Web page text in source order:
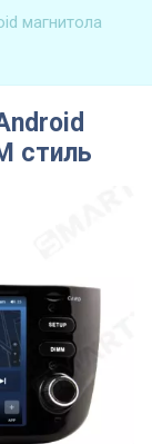
магнитола
стиль